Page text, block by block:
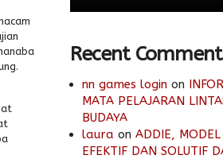
Recent
nn games login on
MATA PELAJARAN
BUDAYA
laura on ADDIE,
EFEKTIF DAN SOLUTIF